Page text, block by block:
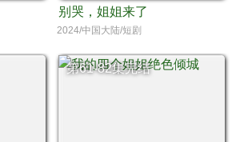
别哭，姐姐来了
2024/中国大陆/短剧
第61-82集完结